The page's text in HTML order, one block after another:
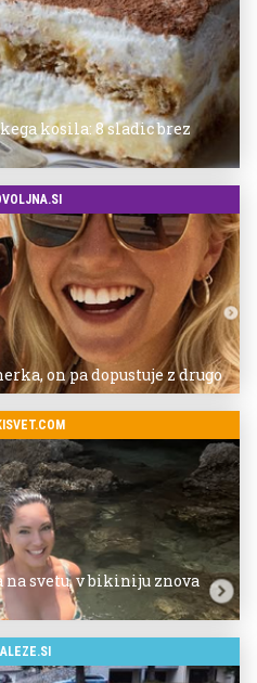
kosila: 8 sladic brez
on pa dopustuje z drugo
svetu, v bikiniju znova